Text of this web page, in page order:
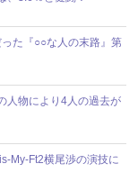
た『○○な人の末路』第
人物により4人の過去が
My-Ft2横尾渉の演技に